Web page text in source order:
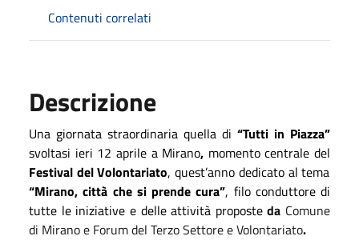
Contenuti correlati
Descrizione
Una giornata straordinaria quella di “Tutti in Piazza”
svoltasi ieri 12 aprile a Mirano, momento centrale del
Festival del Volontariato, quest’anno dedicato al tema
“Mirano, città che si prende cura”, filo conduttore di
tutte le iniziative e delle attività proposte da Comune
di Mirano e Forum del Terzo Settore e Volontariato.